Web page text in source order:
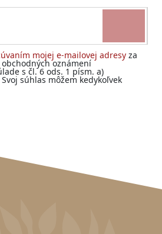
mojej e-mailovej adresy za
oznámení
s čl. 6 ods. 1 písm. a)
súhlas môžem kedykoľvek